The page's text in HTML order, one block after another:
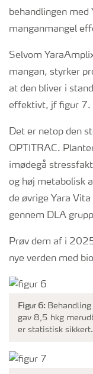
behandlingen med
manganmangel
Selvom
mangan, styrker
at den bliver i
effektivt, jf figur 7.
Det er netop den
OPTITRAC.
imødegå
og høj metabolisk
de øvrige Yara
gennem DLA
Prøv dem af i
nye verden med
Figur 6:
gav 8,5 hkg
er statistisk sikkert.